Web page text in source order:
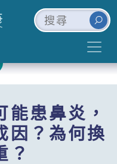
患鼻炎，
因？為何換
？